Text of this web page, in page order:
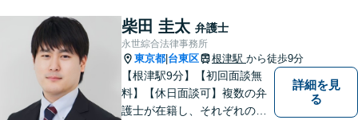
籍し、複雑な問題にも対応可
能です。お困りごとがありま
したら、まずはご相談を。
柴田 圭太 弁護士
永世綜合法律事務所
東京都 台東区 根津駅 から徒歩9分
【根津駅9分】【初回面談無
料】【休日面談可】複数の弁
護士が在籍し、それぞれの知
詳細を見
る